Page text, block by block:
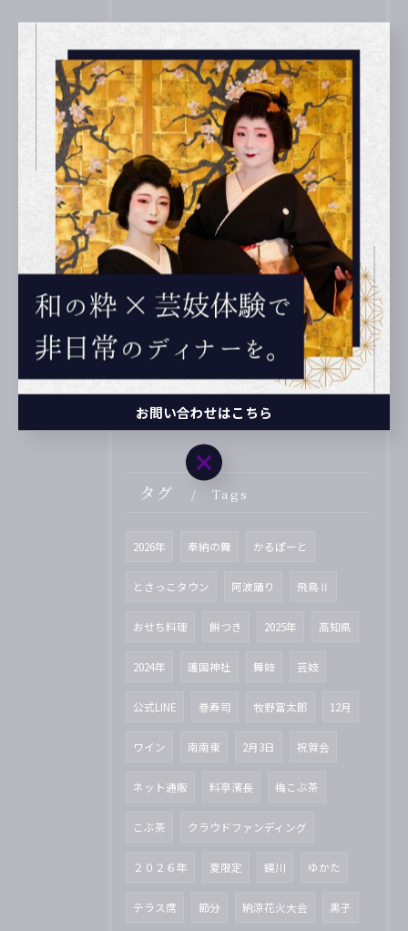
最近の投稿
Recent
Posts
2026/01/14
2026年2月14日ワイン会
2025/12/28
2025年三味線餅つき
2025/12/28
【心のよりどころ日本文化の美】第25代冷泉為人家の伝統を守る姿
タグ Tags
2026年 奉納の舞 かるぽーと
とさっこタウン 阿波踊り 飛鳥Ⅱ
おせち料理 餅つき 2025年 高知県
2024年 護国神社 舞妓 芸妓
公式LINE 巻寿司 牧野富太郎 12月
ワイン 南南東 2月3日 祝賀会
ネット通販 料亭濱長 梅こぶ茶
こぶ茶 クラウドファンディング
２０２６年 夏限定 鏡川 ゆかた
テラス席 節分 納涼花火大会 黒子
お問い合わせはこちら
お問い合わせはこちら